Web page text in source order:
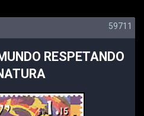
59711
RESPETANDO